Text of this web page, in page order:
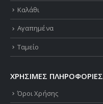
Καλάθι
Αγαπημένα
Ταμείο
ΧΡΗΣΙΜΕΣ ΠΛΗΡΟΦΟΡΙΕΣ
Όροι Χρήσης